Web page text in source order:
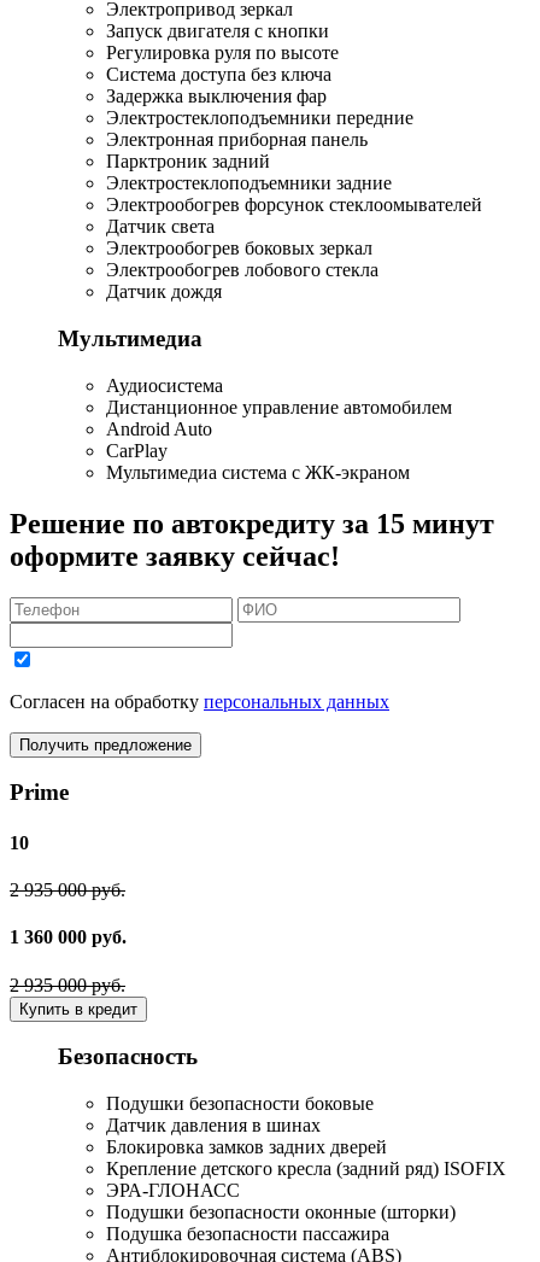
Электропривод зеркал
Запуск двигателя с кнопки
Регулировка руля по высоте
Система доступа без ключа
Задержка выключения фар
Электростеклоподъемники передние
Электронная приборная панель
Парктроник задний
Электростеклоподъемники задние
Электрообогрев форсунок стеклоомывателей
Датчик света
Электрообогрев боковых зеркал
Электрообогрев лобового стекла
Датчик дождя
Мультимедиа
Аудиосистема
Дистанционное управление автомобилем
Android Auto
CarPlay
Мультимедиа система с ЖК-экраном
Решение по автокредиту за 15 минут
оформите заявку сейчас!
Согласен на обработку персональных данных
Получить предложение
Prime
10
2 935 000 руб.
1 360 000 руб.
2 935 000 руб.
Купить в кредит
Безопасность
Подушки безопасности боковые
Датчик давления в шинах
Блокировка замков задних дверей
Крепление детского кресла (задний ряд) ISOFIX
ЭРА-ГЛОНАСС
Подушки безопасности оконные (шторки)
Подушка безопасности пассажира
Антиблокировочная система (ABS)